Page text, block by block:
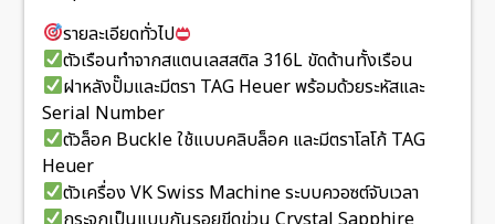
รายละเอียดทั่วไป
ตัวเรือนทำจากสแตนเลสสติล 316L ขัดด้านทั้งเรือน
ฝาหลังปั๊มและมีตรา TAG Heuer พร้อมด้วยระหัสและ
Serial Number
ตัวล็อค Buckle ใช้แบบคลิบล็อค และมีตราโลโก้ TAG
Heuer
ตัวเครื่อง VK Swiss Machine ระบบควอซต์จับเวลา